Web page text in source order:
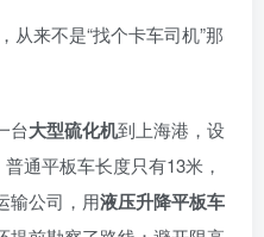
从来不是“找个卡车司机”那
台大型硫化机到上海港，设
通平板车长度只有13米，
输公司，用液压升降平板车